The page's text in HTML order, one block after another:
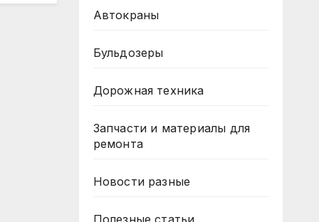
Автокраны
Бульдозеры
Дорожная техника
Запчасти и материалы для
ремонта
Новости разные
Полезные статьи